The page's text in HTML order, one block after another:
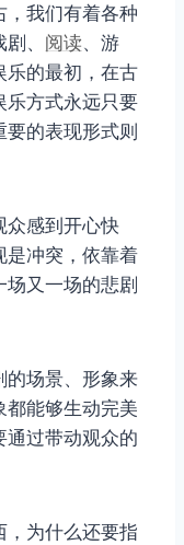
，我们有着各种
、 阅读、游
乐的最初，在古
乐方式永远只要
要的表现形式则
众感到开心快
是冲突，依靠着
场又一场的悲剧
的场景、形象来
都能够生动完美
通过带动观众的
，为什么还要指